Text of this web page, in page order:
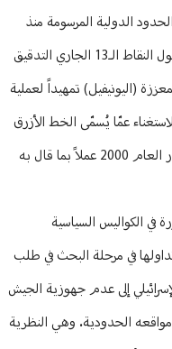
الدولية المرسومة منذ
العام 1923، بمعزل عن الخلافات القائمة حول النقاط الـ13 الجاري التدقيق
(اليونيفيل) تمهيداً لعملية
عمّا يُسمّى الخط الأزرق
في اعتباره خطاً للانسحاب الإسرائيلي في 25 أيار العام 2000 عملاً بما قال به
في الكواليس السياسية
في مرحلة البحث في طلب
إلى عدم جهوزية الجيش
مواقعه الحدودية. وهي النظرية